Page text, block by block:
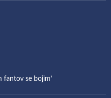
fantov se bojim’